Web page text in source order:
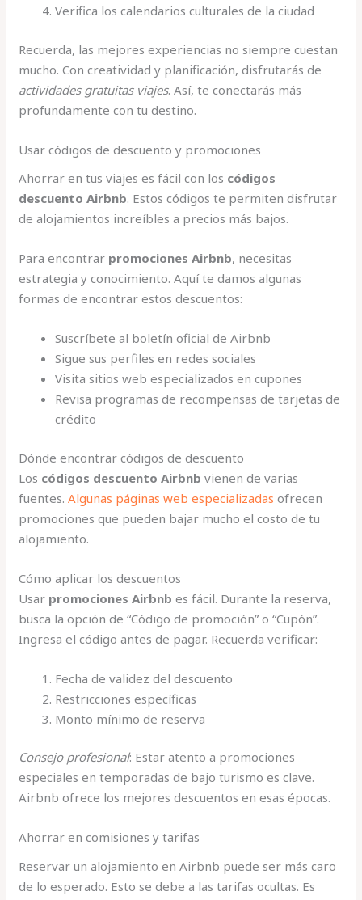
Verifica los calendarios culturales de la ciudad
Recuerda, las mejores experiencias no siempre cuestan
mucho. Con creatividad y planificación, disfrutarás de
actividades gratuitas viajes. Así, te conectarás más
profundamente con tu destino.
Usar códigos de descuento y promociones
Ahorrar en tus viajes es fácil con los códigos
descuento Airbnb. Estos códigos te permiten disfrutar
de alojamientos increíbles a precios más bajos.
Para encontrar promociones Airbnb, necesitas
estrategia y conocimiento. Aquí te damos algunas
formas de encontrar estos descuentos:
Suscríbete al boletín oficial de Airbnb
Sigue sus perfiles en redes sociales
Visita sitios web especializados en cupones
Revisa programas de recompensas de tarjetas de
crédito
Dónde encontrar códigos de descuento
Los códigos descuento Airbnb vienen de varias
fuentes.Algunas páginas web especializadas ofrecen
promociones que pueden bajar mucho el costo de tu
alojamiento.
Cómo aplicar los descuentos
Usar promociones Airbnb es fácil. Durante la reserva,
busca la opción de “Código de promoción” o “Cupón”.
Ingresa el código antes de pagar. Recuerda verificar:
Fecha de validez del descuento
Restricciones específicas
Monto mínimo de reserva
Consejo profesional: Estar atento a promociones
especiales en temporadas de bajo turismo es clave.
Airbnb ofrece los mejores descuentos en esas épocas.
Ahorrar en comisiones y tarifas
Reservar un alojamiento en Airbnb puede ser más caro
de lo esperado. Esto se debe a las tarifas ocultas. Es